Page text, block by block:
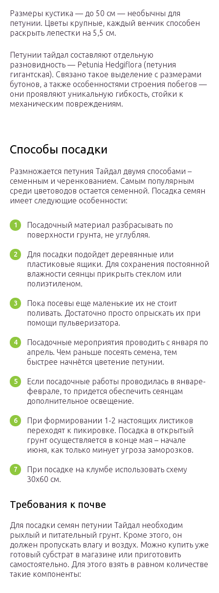
Размеры кустика — до 50 см — необычны для
петунии. Цветы крупные, каждый венчик способен
раскрыть лепестки на 5,5 см.
Петунии тайдал составляют отдельную
разновидность — Petunia Hedgiflora (петуния
гигантская). Связано такое выделение с размерами
бутонов, а также особенностями строения побегов —
они проявляют уникальную гибкость, стойки к
механическим повреждениям.
Способы посадки
Размножается петуния Тайдал двумя способами –
семенным и черенкованием. Самым популярным
среди цветоводов остается семенной. Посадка семян
имеет следующие особенности:
Посадочный материал разбрасывать по
поверхности грунта, не углубляя.
Для посадки подойдет деревянные или
пластиковые ящики. Для сохранения постоянной
влажности сеянцы прикрыть стеклом или
полиэтиленом.
Пока посевы еще маленькие их не стоит
поливать. Достаточно просто опрыскать их при
помощи пульверизатора.
Посадочные мероприятия проводить с января по
апрель. Чем раньше посеять семена, тем
быстрее начнётся цветение петунии.
Если посадочные работы проводилась в январе-
феврале, то придется обеспечить сеянцам
дополнительное освещение.
При формировании 1-2 настоящих листиков
переходят к пикировке. Посадка в открытый
грунт осуществляется в конце мая – начале
июня, как только минует угроза заморозков.
При посадке на клумбе использовать схему
30х60 см.
Требования к почве
Для посадки семян петунии Тайдал необходим
рыхлый и питательный грунт. Кроме этого, он
должен пропускать влагу и воздух. Можно купить уже
готовый субстрат в магазине или приготовить
самостоятельно. Для этого взять в равном количестве
такие компоненты: